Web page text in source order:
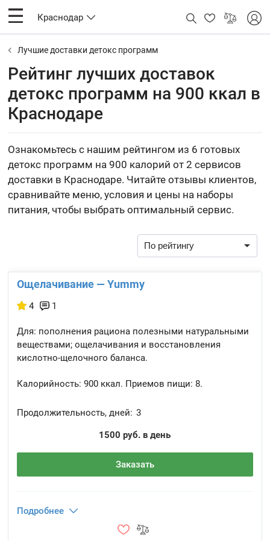
Краснодар
Лучшие доставки детокс программ
Рейтинг лучших доставок
детокс программ на 900 ккал в
Краснодаре
Ознакомьтесь с нашим рейтингом из 6 готовых
детокс программ на 900 калорий от 2 сервисов
доставки в Краснодаре. Читайте отзывы клиентов,
сравнивайте меню, условия и цены на наборы
питания, чтобы выбрать оптимальный сервис.
Ощелачивание — Yummy
4 1
Для: пополнения рациона полезными натуральными
веществами; ощелачивания и восстановления
кислотно-щелочного баланса.
Калорийность: 900 ккал. Приемов пищи: 8.
Продолжительность, дней: 3
1500 руб. в день
Заказать
Подробнее